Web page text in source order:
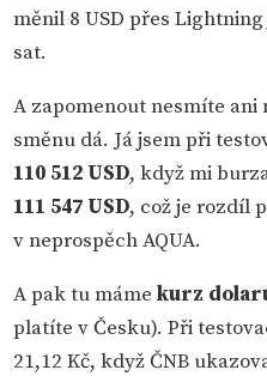
měnil 8 USD přes
sat.
A zapomenout nesmíte ani
směnu dá. Já jsem při
110 512 USD, když mi
111 547 USD, což je rozdíl
v neprospěch AQUA.
A pak tu mámekurz
platíte v Česku). Při
21,12 Kč, když ČNB